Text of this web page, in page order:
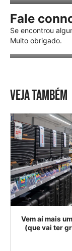
Fale
Se encontrou
Muito obrigado.
VEJA TAMBÉM
Vem aí mais
(que vai ter